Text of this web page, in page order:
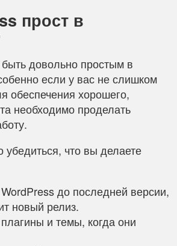
прост в
довольно простым в
если у вас не слишком
обеспечения хорошего,
необходимо проделать
что вы делаете
до последней версии,
новый релиз.
и темы, когда они